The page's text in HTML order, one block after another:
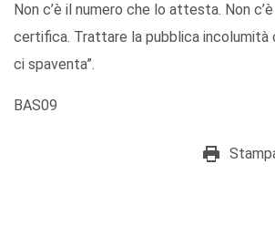
Non c’è il numero che lo attesta. Non
certifica. Trattare la pubblica incolumità
ci spaventa”.
BAS09